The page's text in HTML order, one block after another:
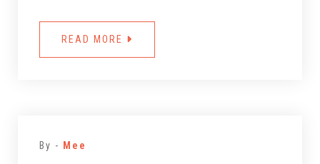
READ MORE
By - Mee